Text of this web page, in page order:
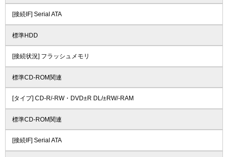
[接続IF] Serial ATA
標準HDD
[接続状況] フラッシュメモリ
標準CD-ROM関連
[タイプ] CD-R/-RW・DVD±R DL/±RW/-RAM
標準CD-ROM関連
[接続IF] Serial ATA